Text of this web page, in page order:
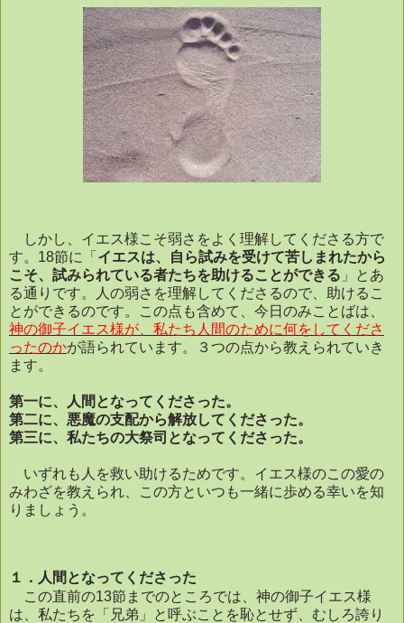
しかし、イエス様こそ弱さをよく理解してくださる方で
す。 18節に「 イエスは、自ら試みを受けて苦しまれたから
こそ、試みられている者たちを助けることができる 」とあ
る通りです。人の弱さを理解してくださるので、助けるこ
とができるのです。この点も含めて、今日のみことばは、
神の御子イエス様が、私たち人間のために何をしてくださ
ったのかが語られています。３つの点から教えられていき
ます。
第一に、人間となってくださった。
第二に、悪魔の支配から解放してくださった。
第三に、私たちの大祭司となってくださった。
いずれも人を救い助けるためです。イエス様のこの愛の
みわざを教えられ、この方といつも一緒に歩める幸いを知
りましょう。
１．人間となってくださった
この直前の13節までのところでは、神の御子イエス様
は、私たちを「兄弟」と呼ぶことを恥とせず、むしろ誇り